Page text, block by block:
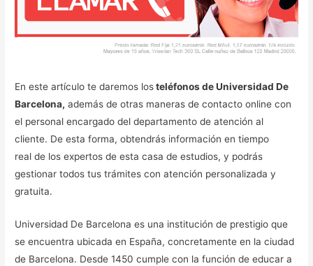
En este artículo te daremos losteléfonos de Universidad De
Barcelona, además de otras maneras de contacto online con
el personal encargado del departamento de atención al
cliente. De esta forma, obtendrás información en tiempo
real de los expertos de esta casa de estudios, y podrás
gestionar todos tus trámites con atención personalizada y
gratuita.
Universidad De Barcelona es una institución de prestigio que
se encuentra ubicada en España, concretamente en la ciudad
de Barcelona. Desde 1450 cumple con la función de educar a